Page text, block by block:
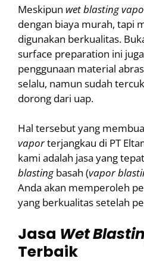
Meskipun wetblasting
dengan biaya murah, tapi
digunakan berkualitas.
surface preparation ini
penggunaan material
selalu, namun sudah
dorong dari uap.
Hal tersebut yang
vaporterjangkau di PT
kami adalah jasa yang
blastingbasah (vapor
Anda akan memperoleh
yang berkualitas setelah
Jasa Wet
Terbaik